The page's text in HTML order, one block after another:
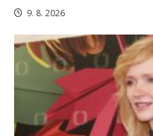
9. 8. 2026